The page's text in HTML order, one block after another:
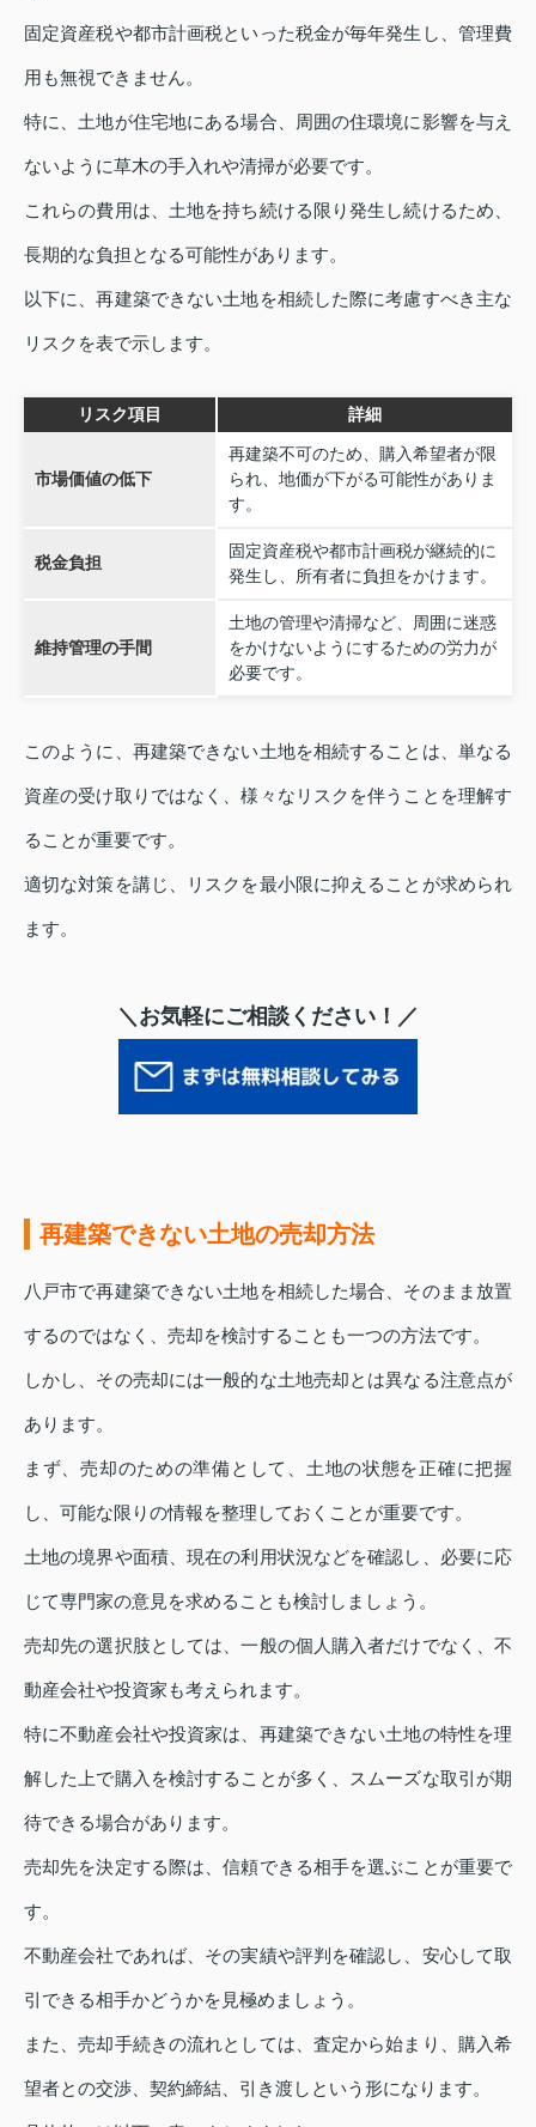
固定資産税や都市計画税といった税金が毎年発生し、管理費
用も無視できません。
特に、土地が住宅地にある場合、周囲の住環境に影響を与え
ないように草木の手入れや清掃が必要です。
これらの費用は、土地を持ち続ける限り発生し続けるため、
長期的な負担となる可能性があります。
以下に、再建築できない土地を相続した際に考慮すべき主な
リスクを表で示します。
リスク項目 詳細
市場価値の低下
再建築不可のため、購入希望者が限
られ、地価が下がる可能性がありま
す。
税金負担
固定資産税や都市計画税が継続的に
発生し、所有者に負担をかけます。
維持管理の手間
土地の管理や清掃など、周囲に迷惑
をかけないようにするための労力が
必要です。
このように、再建築できない土地を相続することは、単なる
資産の受け取りではなく、様々なリスクを伴うことを理解す
ることが重要です。
適切な対策を講じ、リスクを最小限に抑えることが求められ
ます。
＼お気軽にご相談ください！／
再建築できない土地の売却方法
八戸市で再建築できない土地を相続した場合、そのまま放置
するのではなく、売却を検討することも一つの方法です。
しかし、その売却には一般的な土地売却とは異なる注意点が
あります。
まず、売却のための準備として、土地の状態を正確に把握
し、可能な限りの情報を整理しておくことが重要です。
土地の境界や面積、現在の利用状況などを確認し、必要に応
じて専門家の意見を求めることも検討しましょう。
売却先の選択肢としては、一般の個人購入者だけでなく、不
動産会社や投資家も考えられます。
特に不動産会社や投資家は、再建築できない土地の特性を理
解した上で購入を検討することが多く、スムーズな取引が期
待できる場合があります。
売却先を決定する際は、信頼できる相手を選ぶことが重要で
す。
不動産会社であれば、その実績や評判を確認し、安心して取
引できる相手かどうかを見極めましょう。
また、売却手続きの流れとしては、査定から始まり、購入希
望者との交渉、契約締結、引き渡しという形になります。